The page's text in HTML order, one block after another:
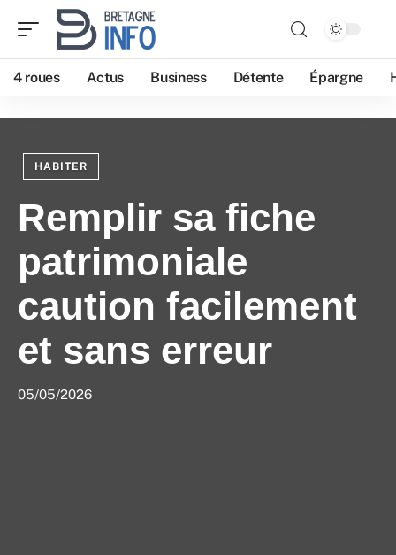
4 roues Actus Business Détente Épargne
HABITER
Remplir sa fiche
patrimoniale
caution facilement
et sans erreur
05/05/2026